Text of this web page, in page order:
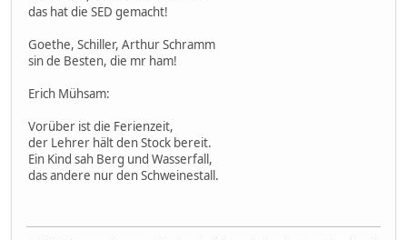
das hat die SED gemacht!
Goethe, Schiller, Arthur Schramm
sin de Besten, die mr ham!
Erich Mühsam:
Vorüber ist die Ferienzeit,
der Lehrer hält den Stock bereit.
Ein Kind sah Berg und Wasserfall,
das andere nur den Schweinestall.